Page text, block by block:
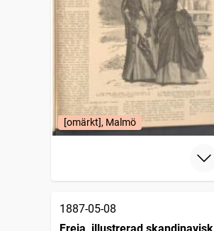
[omärkt], Malmö
1887-05-08
Freja, illustrerad skandinavisk